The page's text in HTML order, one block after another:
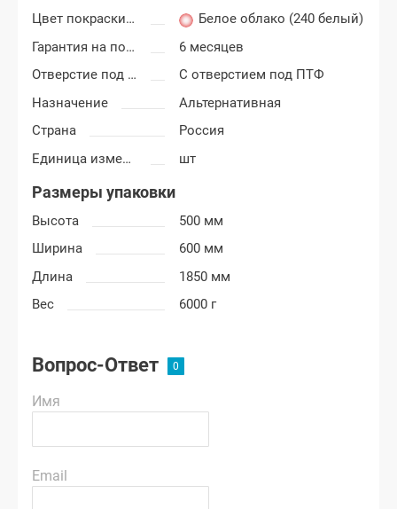
Цвет покраски Лада Гранта
Белое облако (240 белый)
Гарантия на покраску
6 месяцев
Отверстие под ПТФ
С отверстием под ПТФ
Назначение
Альтернативная
Страна
Россия
Единица измерения
шт
Размеры упаковки
Высота
500 мм
Ширина
600 мм
Длина
1850 мм
Вес
6000 г
Вопрос-Ответ
Имя
Email